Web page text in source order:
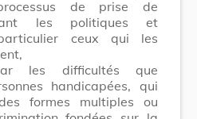
de prise de
les politiques et
ceux qui les
les difficultés que
handicapées, qui
formes multiples ou